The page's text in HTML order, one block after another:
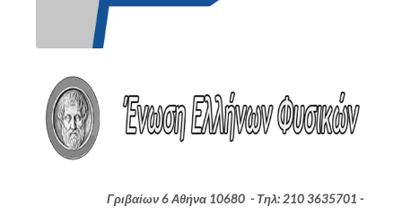
Γριβαίων 6 Αθήνα 10680 - Τηλ: 210 3635701 -